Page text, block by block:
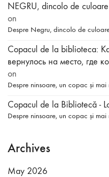
NEGRU, dincolo de
on
Despre Negru, dincolo de
Copacul de la biblioteca:
вернулось на место, где
on
Despre ninsoare, un copac și mai
Copacul de la Bibliotecă -
Despre ninsoare, un copac și mai
Archives
May 2026